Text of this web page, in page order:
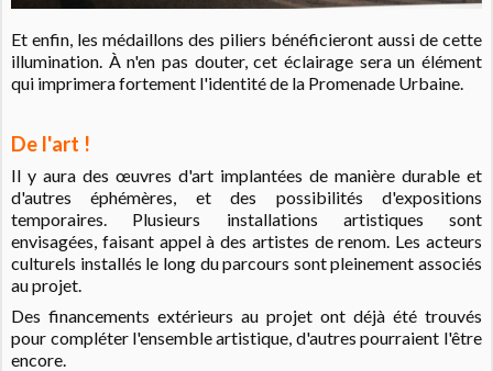
Et enfin, les médaillons des piliers bénéficieront aussi de cette
illumination. À n'en pas douter, cet éclairage sera un élément
qui imprimera fortement l'identité de la Promenade Urbaine.
De l'art !
Il y aura des œuvres d'art implantées de manière durable et
d'autres éphémères, et des possibilités d'expositions
temporaires. Plusieurs installations artistiques sont
envisagées, faisant appel à des artistes de renom. Les acteurs
culturels installés le long du parcours sont pleinement associés
au projet.
Des financements extérieurs au projet ont déjà été trouvés
pour compléter l'ensemble artistique, d'autres pourraient l'être
encore.